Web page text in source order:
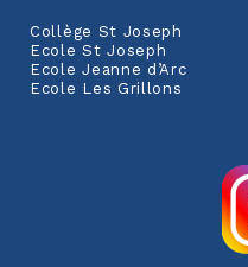
Collège St Joseph
Ecole St Joseph
Ecole Jeanne d’Arc
Ecole Les Grillons